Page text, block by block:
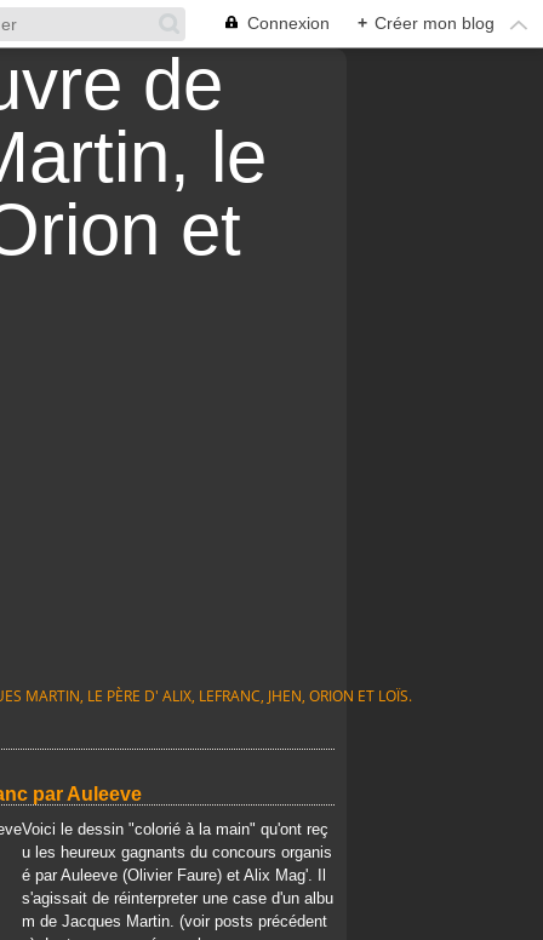
Connexion + Créer mon blog
MARTIN, LE PÈRE D' ALIX, LEFRANC, JHEN, ORION ET LOÏS.
par Auleeve
Voici le dessin "colorié à la main" qu'ont reç
u les heureux gagnants du concours organis
é par Auleeve (Olivier Faure) et Alix Mag'. Il
s'agissait de réinterpreter une case d'un albu
m de Jacques Martin. (voir posts précédent